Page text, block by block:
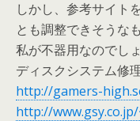
しかし、参考サイト
とも調整できそうな
私が不器用なのでし
ディスクシステム修
http://gamers-
http://